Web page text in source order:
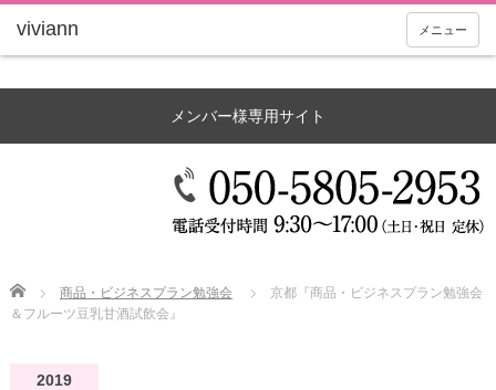
メニュー
メンバー様専用サイト
Home 商品・ビジネスプラン勉強会
京都『商品・ビジネスプラン勉強会
＆フルーツ豆乳甘酒試飲会』
2019